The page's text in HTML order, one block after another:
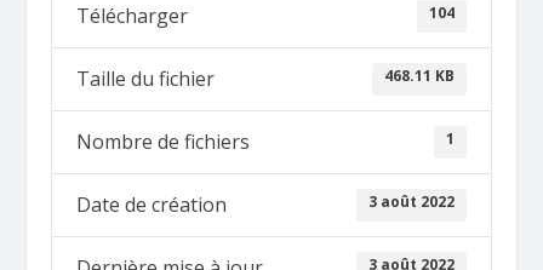
Télécharger 104
Taille du fichier 468.11 KB
Nombre de fichiers 1
Date de création 3 août 2022
3 août 2022